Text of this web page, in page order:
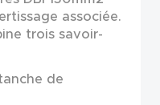
associée.
trois savoir-
de